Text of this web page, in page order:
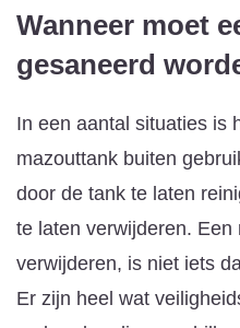
Wanneer moet
gesaneerd
In een aantal situaties is
mazouttank buiten
door de tank te laten
te laten verwijderen.
verwijderen, is niet iets
Er zijn heel wat